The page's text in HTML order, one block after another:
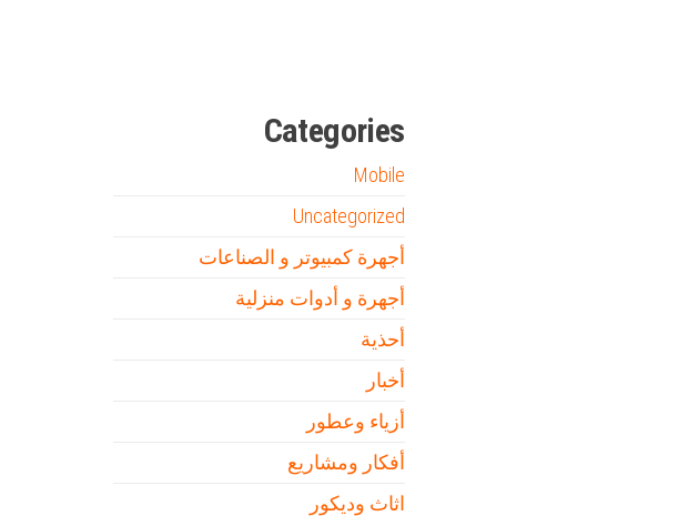
Categories
Mobile
Uncategorized
أجهرة كمبيوتر و الصناعات
أجهرة و أدوات منزلية
أحذية
أخبار
أزياء وعطور
أفكار ومشاريع
اثاث وديكور